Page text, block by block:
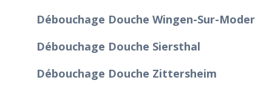
Débouchage Douche Wingen-Sur-Moder
Débouchage Douche Siersthal
Débouchage Douche Zittersheim